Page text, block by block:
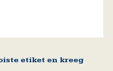
etiket en kreeg